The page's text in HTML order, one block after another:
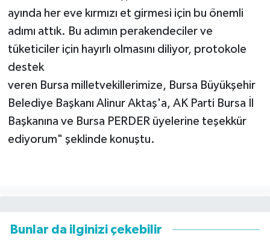
ayında her eve kırmızı et girmesi için bu önemli
adımı attık. Bu adımın perakendeciler ve
tüketiciler için hayırlı olmasını diliyor, protokole
destek
veren Bursa milletvekillerimize, Bursa Büyükşehir
Belediye Başkanı Alinur Aktaş'a, AK Parti Bursa İl
Başkanına ve Bursa PERDER üyelerine teşekkür
ediyorum" şeklinde konuştu.
Bunlar da ilginizi çekebilir